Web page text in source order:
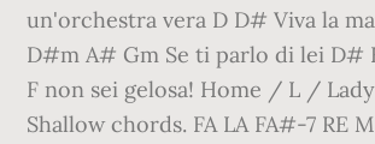
un'orchestra vera D D# Viva la
D#m A# Gm Se ti parlo di lei D#
F non sei gelosa! Home / L /
Shallow chords. FA LA FA#-7 RE